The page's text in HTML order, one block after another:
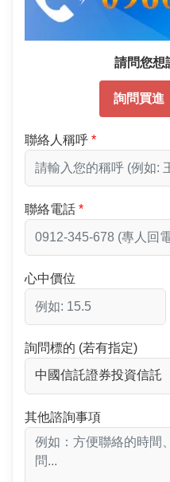
請問您想
詢問買進
聯絡人稱呼
聯絡電話
心中價位
詢問標的 (若有指定)
其他諮詢事項